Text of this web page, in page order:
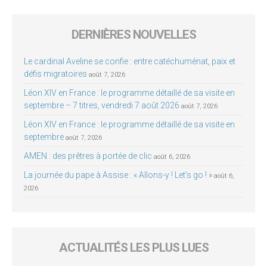
DERNIÈRES NOUVELLES
Le cardinal Aveline se confie : entre catéchuménat, paix et
défis migratoires août 7, 2026
Léon XIV en France : le programme détaillé de sa visite en
septembre – 7 titres, vendredi 7 août 2026 août 7, 2026
Léon XIV en France : le programme détaillé de sa visite en
septembre août 7, 2026
AMEN : des prêtres à portée de clic août 6, 2026
La journée du pape à Assise : « Allons-y ! Let’s go ! » août 6,
2026
ACTUALITÉS LES PLUS LUES